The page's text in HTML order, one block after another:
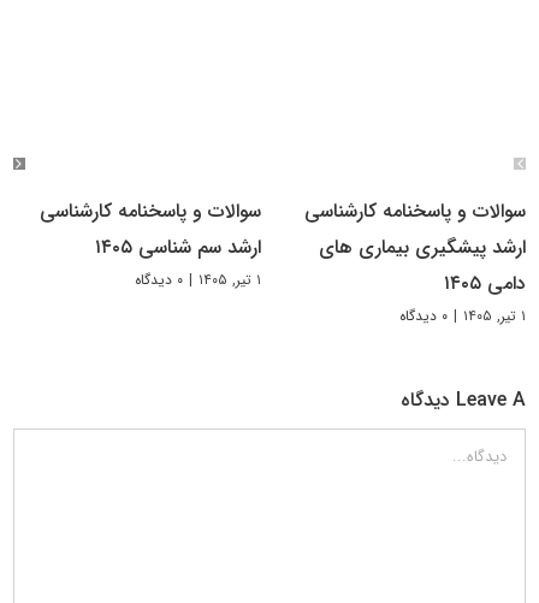
سوالات و پاسخنامه کارشناسی
ارشد پیشگیری بیماری های
دامی ۱۴۰۵
۱ تیر, ۱۴۰۵ | ۰ دیدگاه
سوالات و پاسخنامه کارشناسی
ارشد سم شناسی ۱۴۰۵
۱ تیر, ۱۴۰۵ | ۰ دیدگاه
Leave A دیدگاه
دیدگاه